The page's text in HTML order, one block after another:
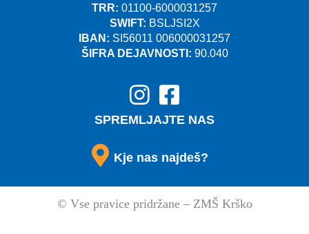
TRR: 01100-6000031257
SWIFT: BSLJSI2X
IBAN: SI56011 006000031257
ŠIFRA DEJAVNOSTI: 90.040
SPREMLJAJTE NAS
Kje nas najdeš?
© Vse pravice pridržane – ZMŠ Krško